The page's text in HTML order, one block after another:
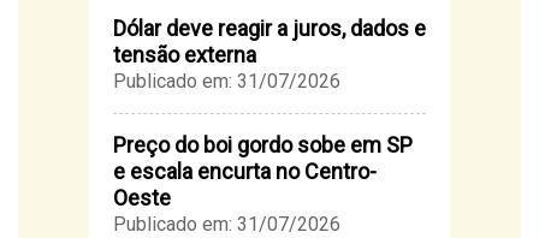
Dólar deve reagir a juros, dados e
tensão externa
Publicado em: 31/07/2026
Preço do boi gordo sobe em SP
e escala encurta no Centro-
Oeste
Publicado em: 31/07/2026